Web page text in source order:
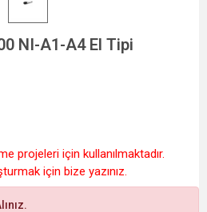
NI-A1-A4 El Tipi
projeleri için kullanılmaktadır.
için bize yazınız.